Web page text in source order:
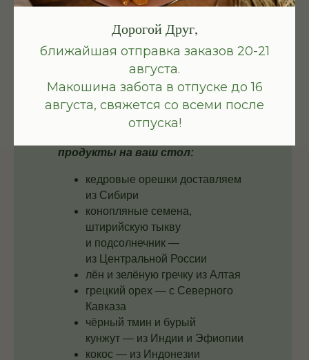
продукты на ваш стол:
кедровые орешки доставляем
из Сибири
конопляные семена,
штирийскую тыкву
и подсолнечник —
из Центральной России
лён и зелёную гречку из Алтая
грецкий орех — с Северного
Кавказа
чёрный тмин и бурый
кунжут — из Индии и Эфиопии
кокос — из Индонезии
СО ВСЕГО СВЕТА
Дорогой Друг,
ближайшая отправка заказов 20-21
августа.
Макошина забота в отпуске до 16
августа, свяжется со всеми после
отпуска!